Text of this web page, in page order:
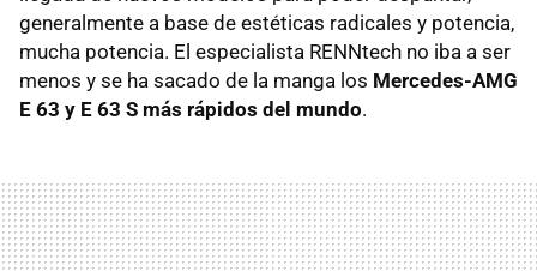
generalmente a base de estéticas radicales y potencia,
mucha potencia. El especialista RENNtech no iba a ser
menos y se ha sacado de la manga los Mercedes-AMG
E 63 y E 63 S más rápidos del mundo.